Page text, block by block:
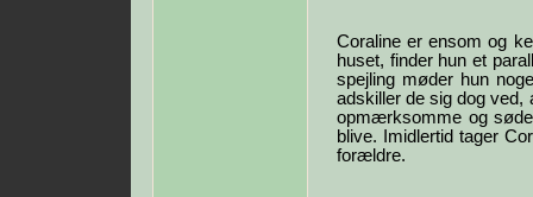
Coraline er ensom og
huset, finder hun et
spejling møder hun
adskiller de sig dog ved,
opmærksomme og
blive. Imidlertid tager
forældre.